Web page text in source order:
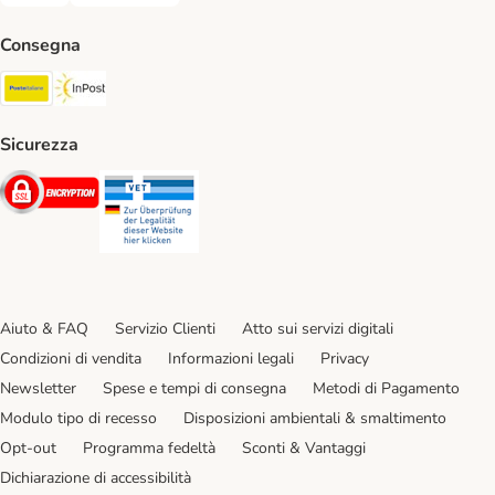
Consegna
Poste Italiane. Shipping Method
Sicurezza
Security
Aiuto & FAQ Servizio Clienti
Atto sui servizi digitali
Condizioni di vendita
Informazioni legali
Privacy
Newsletter
Spese e tempi di consegna
Metodi di Pagamento
Modulo tipo di recesso
Disposizioni ambientali & smaltimento
Opt-out
Programma fedeltà
Sconti & Vantaggi
Dichiarazione di accessibilità